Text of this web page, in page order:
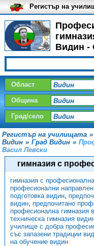
Видин -
Регистър на
университетите в
Област
Община
Град/село
Регистър на училищата »
Видин » Град Видин »
Васил Левски
гимназия с
гимназия с
професионални
подготовка видин,
видин, предпочитано
професионална гимназия
техническа гимназия
училище с добра
със запазени традиции
на обучение видин